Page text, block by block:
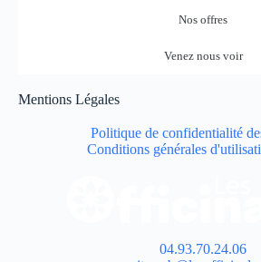
Nos offres
Venez nous voir
Mentions Légales
Politique de confidentialité
Conditions générales
04.93.70.24.06